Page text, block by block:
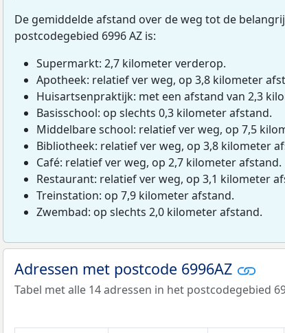
De gemiddelde afstand over de weg tot de
postcodegebied 6996 AZ is:
Supermarkt: 2,7 kilometer verderop.
Apotheek: relatief ver weg, op 3,8 kilometer
Huisartsenpraktijk: met een afstand van 2,3
Basisschool: op slechts 0,3 kilometer afstand.
Middelbare school: relatief ver weg, op 7,5
Bibliotheek: relatief ver weg, op 3,8 kilometer
Café: relatief ver weg, op 2,7 kilometer afstand.
Restaurant: relatief ver weg, op 3,1 kilometer
Treinstation: op 7,9 kilometer afstand.
Zwembad: op slechts 2,0 kilometer afstand.
Adressen met postcode 6996AZ
Tabel met alle 14 adressen in het postcodegebied